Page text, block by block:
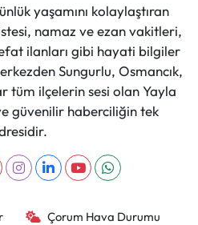
yaşamını kolaylaştıran
namaz ve ezan vakitleri,
ilanları gibi hayati bilgiler
Sungurlu, Osmancık,
tüm ilçelerin sesi olan Yayla
güvenilir haberciliğin tek
Çorum Hava Durumu